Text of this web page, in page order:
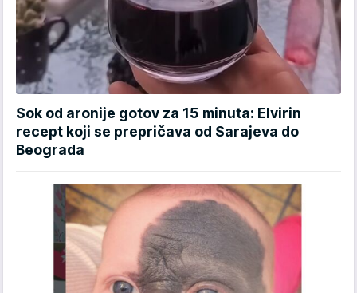
Sok od aronije gotov za 15 minuta: Elvirin
recept koji se prepričava od Sarajeva do
Beograda